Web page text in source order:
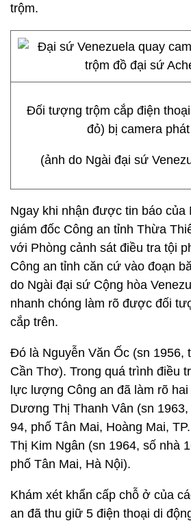
trộm.
Đối tượng trộm cắp điện
đỏ) bị camera
(ảnh do Ngài đại sứ
Ngay khi nhận được tin báo của
giám đốc Công an tỉnh Thừa
với Phòng cảnh sát điều tra tội
Công an tỉnh căn cứ vào đoạn
do Ngài đại sứ Cộng hòa
nhanh chóng làm rõ được đối
cắp trên.
Đó là Nguyễn Văn Ốc (sn 1956,
Cần Thơ). Trong quá trình điều
lực lượng Công an đã làm rõ
Dương Thị Thanh Vân (sn
94, phố Tân Mai, Hoàng Mai,
Thị Kim Ngân (sn 1964, số nhà
phố Tân Mai, Hà Nội).
Khám xét khẩn cấp chỗ ở của
an đã thu giữ 5 điện thoại di